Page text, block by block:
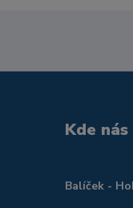
Kde
Balíček -